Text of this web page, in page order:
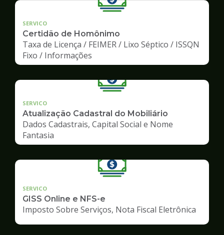
SERVICO
Certidão de Homônimo
Taxa de Licença / FEIMER / Lixo Séptico / ISSQN
Fixo / Informações
SERVICO
Atualização Cadastral do Mobiliário
Dados Cadastrais, Capital Social e Nome
Fantasia
SERVICO
GISS Online e NFS-e
Imposto Sobre Serviços, Nota Fiscal Eletrônica